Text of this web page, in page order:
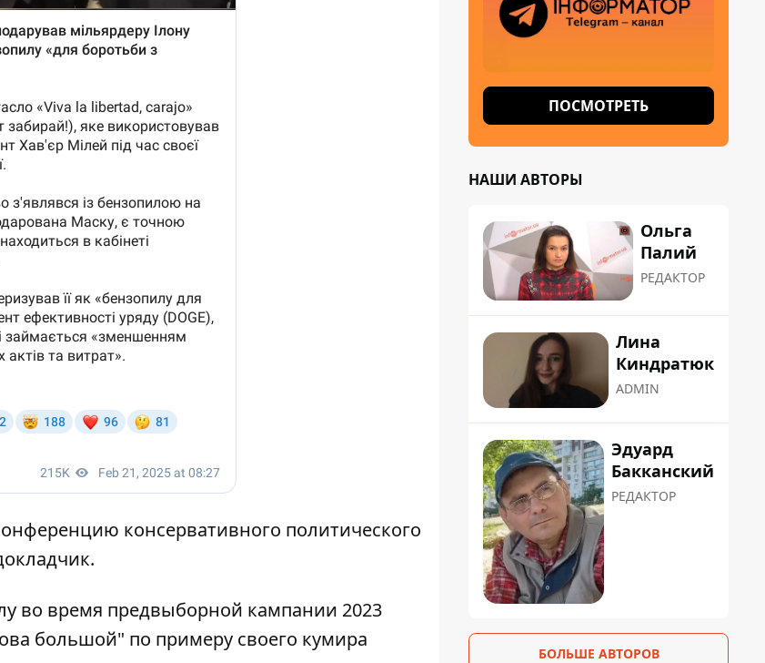
консервативного политического
во время предвыборной кампании 2023
большой" по примеру своего кумира
ПОСМОТРЕТЬ
НАШИ АВТОРЫ
Ольга
Палий
РЕДАКТОР
Лина
Киндратюк
ADMIN
Эдуард
Бакканский
РЕДАКТОР
БОЛЬШЕ АВТОРОВ